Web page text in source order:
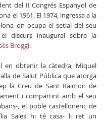
del II Congrés Espanyol de
el 1961. El 1974, ingressa a la
on ocupa el setial del seu
discurs inaugural sobre la
Broggi.
en obtenir la càtedra, Miquel
de Salut Pública que atorga
la Creu de Sant Raimon de
i compartint amb el seu
, el poble castellonenc de
Sales hi té casa- li ret un